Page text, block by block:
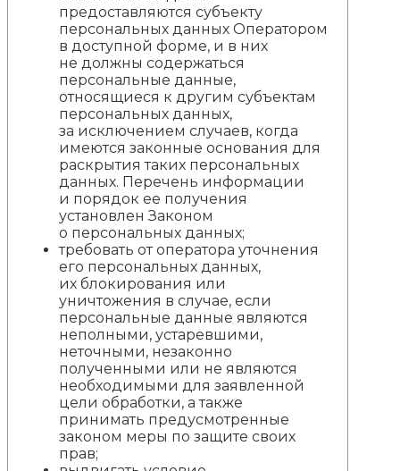
предоставляются субъекту
персональных данных Оператором
в доступной форме, и в них
не должны содержаться
персональные данные,
относящиеся к другим субъектам
персональных данных,
за исключением случаев, когда
имеются законные основания для
раскрытия таких персональных
данных. Перечень информации
и порядок ее получения
установлен Законом
о персональных данных;
требовать от оператора уточнения
его персональных данных,
их блокирования или
уничтожения в случае, если
персональные данные являются
неполными, устаревшими,
неточными, незаконно
полученными или не являются
необходимыми для заявленной
цели обработки, а также
принимать предусмотренные
законом меры по защите своих
прав;